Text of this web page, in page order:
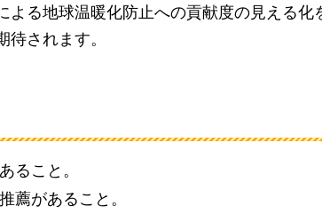
る地球温暖化防止への貢献度の見える化
されます。
ること。
薦があること。